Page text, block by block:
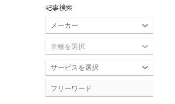
記事検索